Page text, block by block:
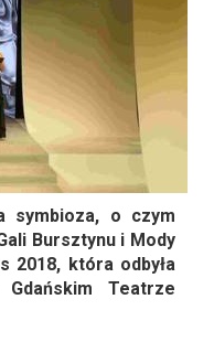
symbioza, o czym
Bursztynu i Mody
2018, która odbyła
Teatrze